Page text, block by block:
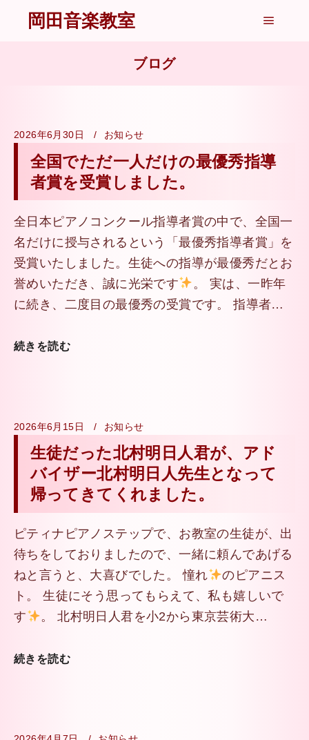
岡田音楽教室
ブログ
2026年6月30日 お知らせ
全国でただ一人だけの最優秀指導
者賞を受賞しました。
全日本ピアノコンクール指導者賞の中で、全国一
名だけに授与されるという「最優秀指導者賞」を
受賞いたしました。生徒への指導が最優秀だとお
誉めいただき、誠に光栄です
。 実は、一昨年
に続き、二度目の最優秀の受賞です。 指導者…
続きを読む
2026年6月15日 お知らせ
生徒だった北村明日人君が、アド
バイザー北村明日人先生となって
帰ってきてくれました。
ピティナピアノステップで、お教室の生徒が、出
待ちをしておりましたので、一緒に頼んであげる
ねと言うと、大喜びでした。 憧れ
のピアニス
ト。 生徒にそう思ってもらえて、私も嬉しいで
す
。 北村明日人君を小2から東京芸術大…
続きを読む